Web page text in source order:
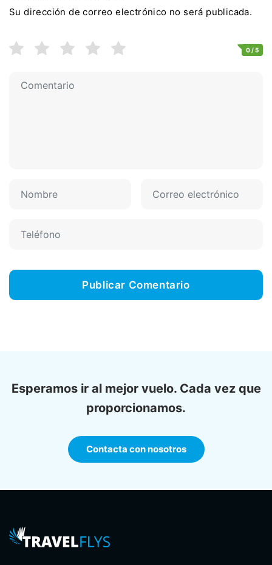
Su dirección de correo electrónico no será publicada.
0/ 5
Esperamos ir al mejor vuelo. Cada vez que
proporcionamos.
Contacta con nosotros